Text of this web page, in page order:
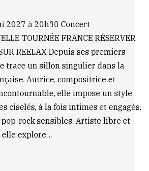
2027 à 20h30 Concert
TOURNÉE FRANCE RÉSERVER
REELAX Depuis ses premiers
trace un sillon singulier dans la
Autrice, compositrice et
elle impose un style
ciselés, à la fois intimes et engagés,
rock sensibles. Artiste libre et
elle explore…